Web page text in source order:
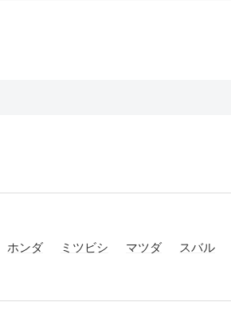
ホンダ ミツビシ マツダ
スバル